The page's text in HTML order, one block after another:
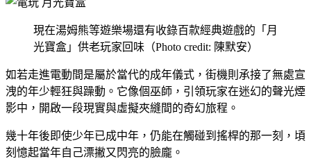
現在湯姆熊等遊樂場還有收錄百款經典遊戲的「月
光寶盒」供老玩家回味（Photo credit: 陳默安）
如若走進電動間是屬於當代的成年儀式，街機則承接了無處宣
洩的年少輕狂與躁動。它像個巫師，引領玩家在迷幻的聲光煙
影中，開啟一段現實與虛擬夾縫間的奇幻旅程。
幾十年後即使少年已成中年，仍能在觸碰到搖桿的那一刻，頃
刻憶起當年自己漂撇又閃亮的臉龐。